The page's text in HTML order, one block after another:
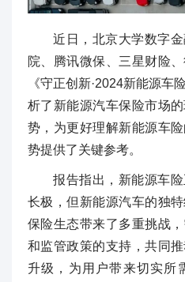
近日，北京大学数字
院、腾讯微保、三星财险
《守正创新·2024新能源车
析了新能源汽车保险市场
势，为更好理解新能源车
势提供了关键参考。
报告指出，新能源车
长极，但新能源汽车的独
保险生态带来了多重挑战
和监管政策的支持，共同
升级，为用户带来切实所